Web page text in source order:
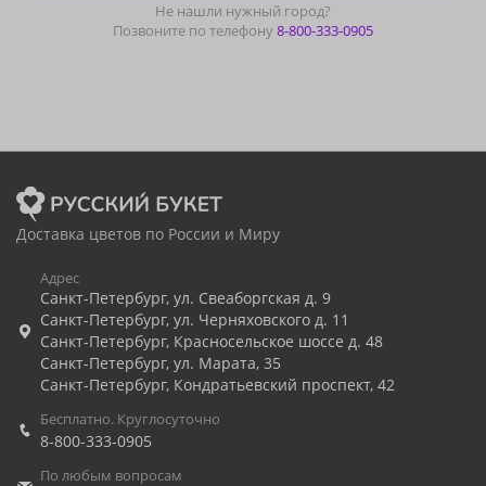
Не нашли нужный город?
Позвоните по телефону8-800-333-0905
Доставка цветов по России и Миру
Адрес
Санкт-Петербург, ул. Свеаборгская д. 9
Санкт-Петербург, ул. Черняховского д. 11
Санкт-Петербург, Красносельское шоссе д. 48
Санкт-Петербург, ул. Марата, 35
Санкт-Петербург, Кондратьевский проспект, 42
Бесплатно. Круглосуточно
8-800-333-0905
По любым вопросам